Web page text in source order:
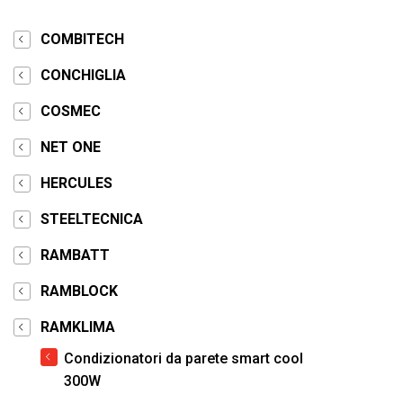
COMBITECH
CONCHIGLIA
COSMEC
NET ONE
HERCULES
STEELTECNICA
RAMBATT
RAMBLOCK
RAMKLIMA
Condizionatori da parete smart cool
300W